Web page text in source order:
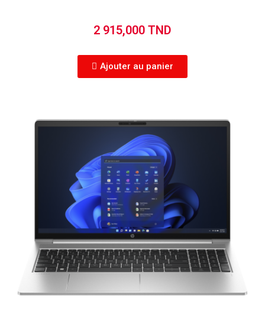
2 915,000 TND
Ajouter au panier